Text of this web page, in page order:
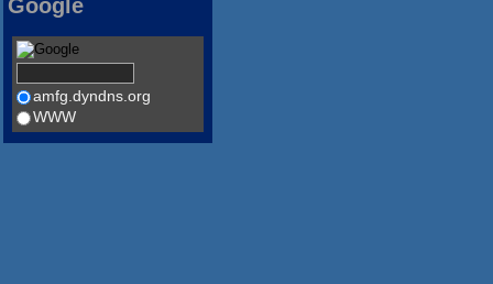
Google
amfg.dyndns.org
WWW